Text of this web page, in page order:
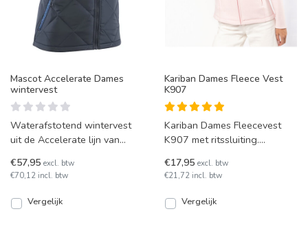
Mascot Accelerate Dames
wintervest
Waterafstotend wintervest
uit de Accelerate lijn van
pasvorm. Van isolerend
€57,95 excl. btw
€70,12 incl. btw
Vergelijk
Kariban Dames Fleece Vest
K907
Kariban Dames Fleecevest
K907 met ritssluiting.
maatvoering en kleurkeuze!
€17,95 excl. btw
€21,72 incl. btw
Vergelijk